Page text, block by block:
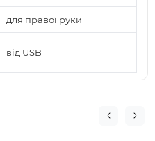
для правої руки
від USB